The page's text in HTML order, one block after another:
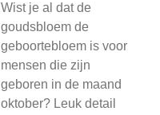
Wist je al dat de
goudsbloem de
geboortebloem is voor
mensen die zijn
geboren in de maand
oktober? Leuk detail